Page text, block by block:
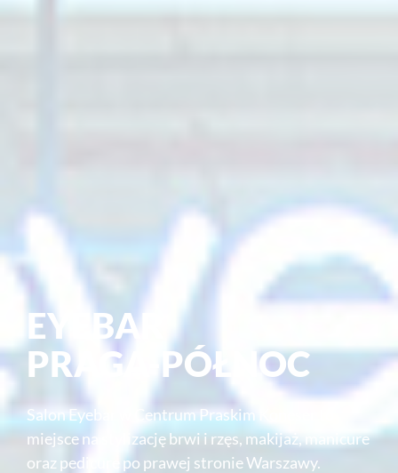
EYEBAR
PRAGA-PÓŁNOC
Salon Eyebar w Centrum Praskim Koneser to
miejsce na stylizację brwi i rzęs, makijaż, manicure
oraz pedicure po prawej stronie Warszawy.